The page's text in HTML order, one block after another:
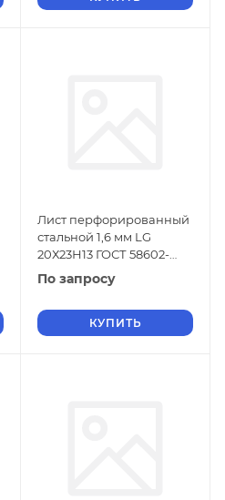
Лист перфорированный
стальной 1,6 мм LG
20Х23Н13 ГОСТ 58602-
2019
По запросу
КУПИТЬ